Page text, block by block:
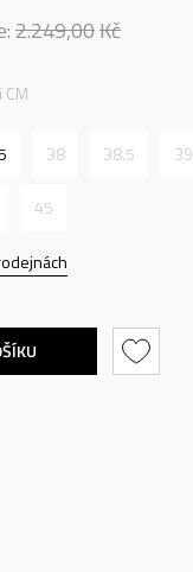
2.249,00Kč
38 38.5 39
45